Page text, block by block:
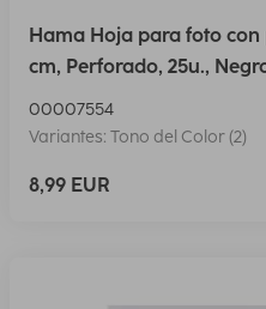
Hama Hoja para foto con
cm, Perforado, 25u.,
00007554
Variantes: Tono del Color (2)
8,99 EUR